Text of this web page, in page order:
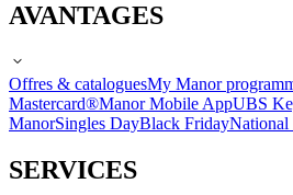
AVANTAGES
Offres & cataloguesMy Manor
Mastercard®Manor Mobile AppUBS
ManorSingles DayBlack FridayNational
SERVICES